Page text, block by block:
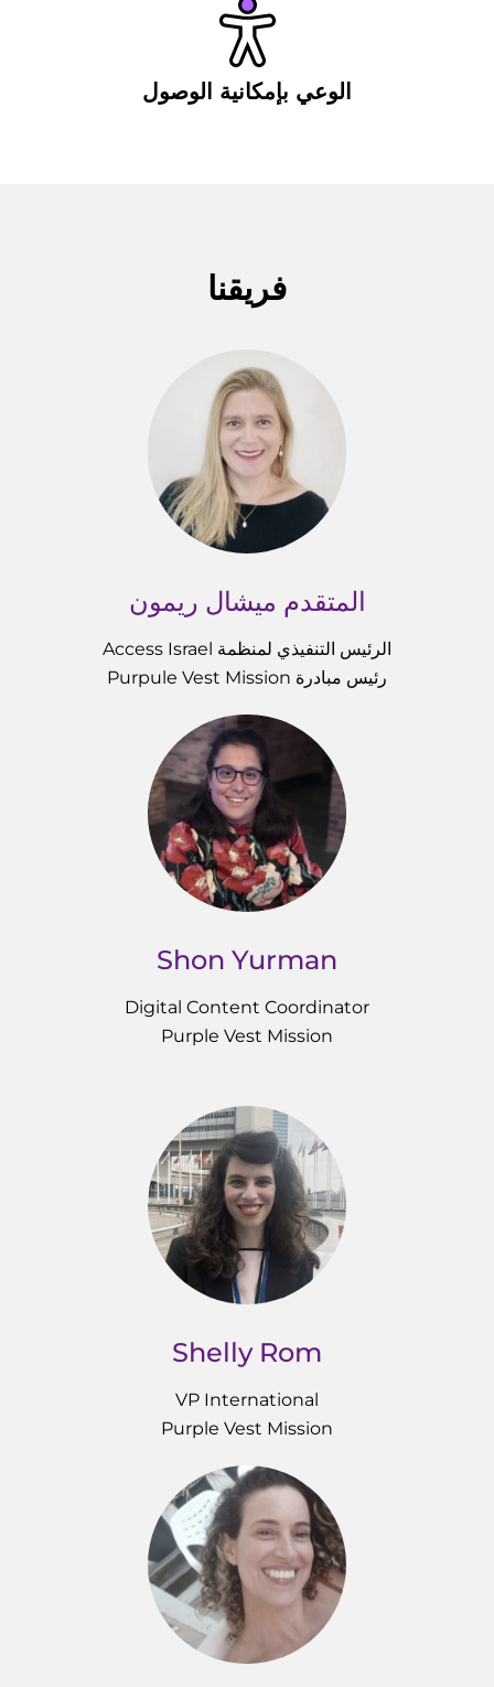
الوعي بإمكانية الوصول
فريقنا
المتقدم ميشال ريمون
الرئيس التنفيذي لمنظمة Access Israel
رئيس مبادرة Purpule Vest Mission
Shon Yurman
Digital Content Coordinator
Purple Vest Mission
Shelly Rom
VP International
Purple Vest Mission